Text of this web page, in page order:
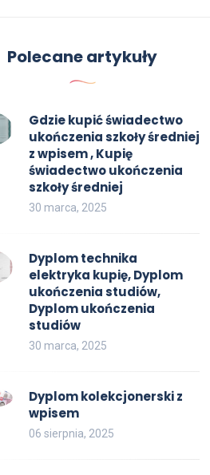
Polecane artykuły
Gdzie kupić świadectwo
ukończenia szkoły średniej
z wpisem , Kupię
świadectwo ukończenia
szkoły średniej
30 marca, 2025
Dyplom technika
elektryka kupię, Dyplom
ukończenia studiów,
Dyplom ukończenia
studiów
30 marca, 2025
Dyplom kolekcjonerski z
wpisem
06 sierpnia, 2025